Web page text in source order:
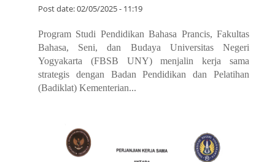
Post date:02/05/2025 - 11:19
Program Studi Pendidikan Bahasa Prancis, Fakultas
Bahasa, Seni, dan Budaya Universitas Negeri
Yogyakarta (FBSB UNY) menjalin kerja sama
strategis dengan Badan Pendidikan dan Pelatihan
(Badiklat) Kementerian...